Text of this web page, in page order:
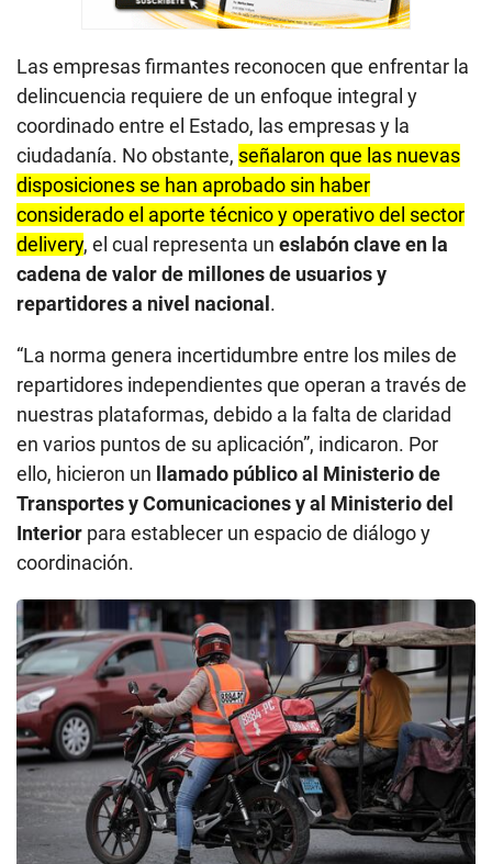
Las empresas firmantes reconocen que enfrentar la
delincuencia requiere de un enfoque integral y
coordinado entre el Estado, las empresas y la
ciudadanía. No obstante, señalaron que las nuevas
disposiciones se han aprobado sin haber
considerado el aporte técnico y operativo del sector
delivery, el cual representa un eslabón clave en la
cadena de valor de millones de usuarios y
repartidores a nivel nacional.
“La norma genera incertidumbre entre los miles de
repartidores independientes que operan a través de
nuestras plataformas, debido a la falta de claridad
en varios puntos de su aplicación”, indicaron. Por
ello, hicieron un llamado público al Ministerio de
Transportes y Comunicaciones y al Ministerio del
Interior para establecer un espacio de diálogo y
coordinación.